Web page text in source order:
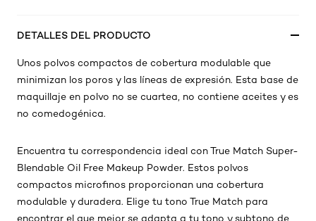
DETALLES DEL PRODUCTO
Unos polvos compactos de cobertura modulable que
minimizan los poros y las líneas de expresión. Esta base de
maquillaje en polvo no se cuartea, no contiene aceites y es
no comedogénica.
Encuentra tu correspondencia ideal con True Match Super-
Blendable Oil Free Makeup Powder. Estos polvos
compactos microfinos proporcionan una cobertura
modulable y duradera. Elige tu tono True Match para
encontrar el que mejor se adapta a tu tono y subtono de